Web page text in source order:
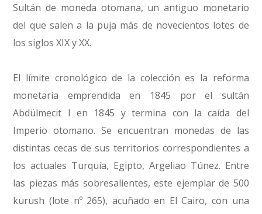
Sultán de moneda otomana, un antiguo monetario
del que salen a la puja más de novecientos lotes de
los siglos XIX y XX.
El límite cronológico de la colección es la reforma
monetaria emprendida en 1845 por el sultán
Abdülmecit I en 1845 y termina con la caída del
Imperio otomano. Se encuentran monedas de las
distintas cecas de sus territorios correspondientes a
los actuales Turquía, Egipto, Argeliao Túnez. Entre
las piezas más sobresalientes, este ejemplar de 500
kurush (lote nº 265), acuñado en El Cairo, con una